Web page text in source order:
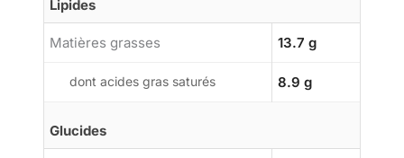
Lipides
Matières grasses 13.7 g
dont acides gras saturés 8.9 g
Glucides